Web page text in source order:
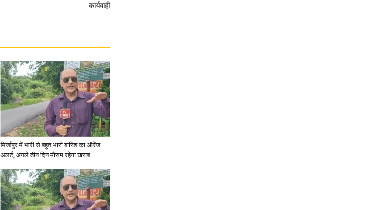
Hindi,
Today
कार्यवाही
मिर्जापुर में भारी से बहुत भारी बारिश का ऑरेंज
अलर्ट, अगले तीन दिन मौसम रहेगा खराब